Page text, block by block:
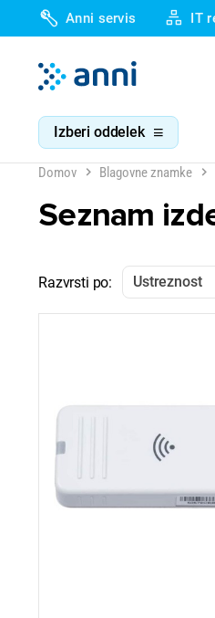
Anni servis IT
Izberi oddelek
Domov Blagovne znamke
Seznam
Razvrsti po: Ustreznost